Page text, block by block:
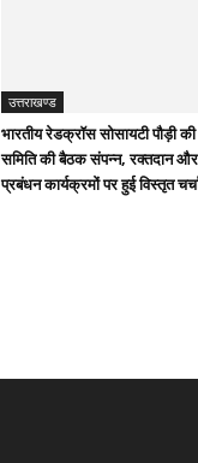
उत्तराखण्ड
भारतीय रेडक्रॉस सोसायटी पौड़ी
समिति की बैठक संपन्न, रक्तदान
प्रबंधन कार्यक्रमों पर हुई विस्तृत